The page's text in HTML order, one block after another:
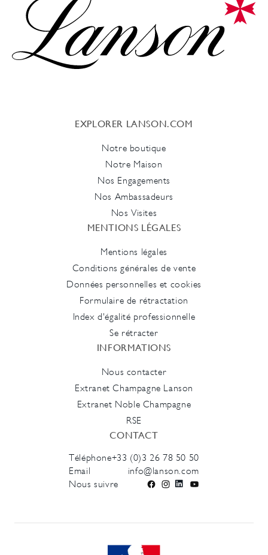
EXPLORER LANSON.COM
Notre boutique
Notre Maison
Nos Engagements
Nos Ambassadeurs
Nos Visites
MENTIONS LÉGALES
Mentions légales
Conditions générales de vente
Données personnelles et cookies
Formulaire de rétractation
Index d'égalité professionnelle
Se rétracter
INFORMATIONS
Nous contacter
Extranet Champagne Lanson
Extranet Noble Champagne
RSE
CONTACT
Téléphone+33 (0)3 26 78 50 50
Email
info@lanson.com
Nous suivre
FacebookInstagramLinkedInYouTube